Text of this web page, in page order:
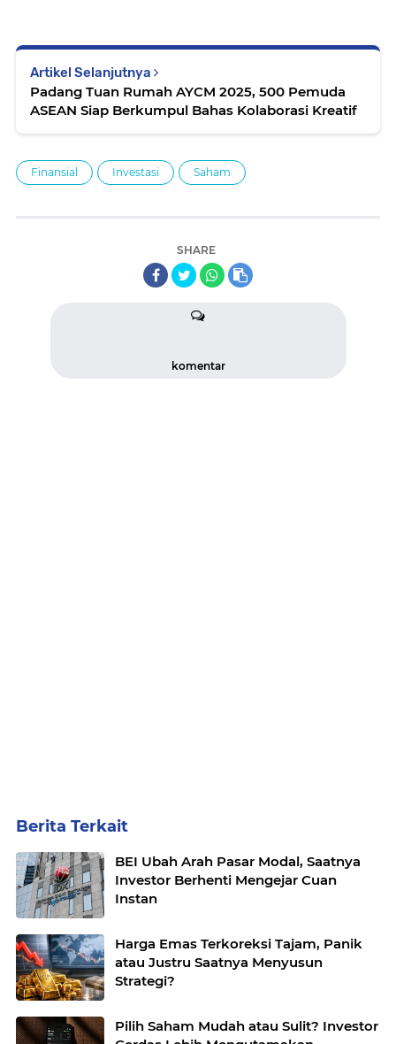
Artikel Selanjutnya
Padang Tuan Rumah AYCM 2025, 500 Pemuda
ASEAN Siap Berkumpul Bahas Kolaborasi Kreatif
Finansial Investasi Saham
SHARE
komentar
Berita Terkait
BEI Ubah Arah Pasar Modal, Saatnya
Investor Berhenti Mengejar Cuan
Instan
Harga Emas Terkoreksi Tajam, Panik
atau Justru Saatnya Menyusun
Strategi?
Pilih Saham Mudah atau Sulit? Investor